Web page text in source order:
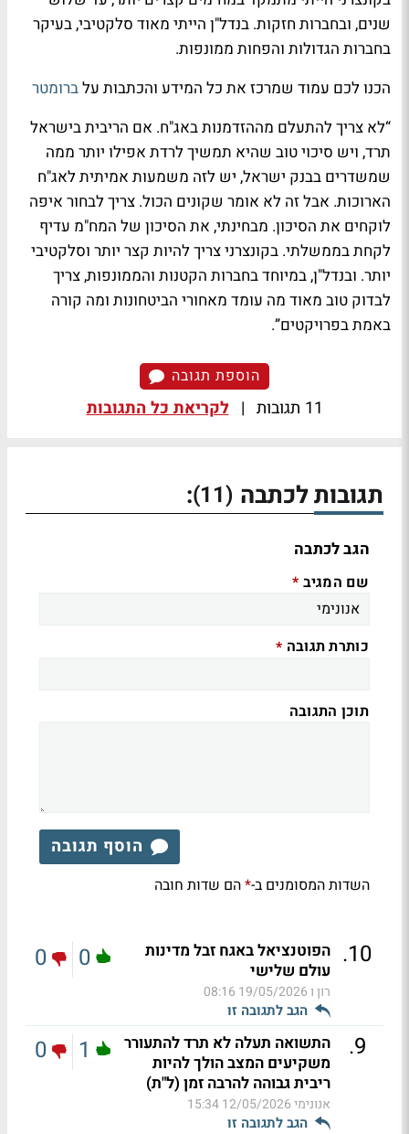
שנים, ובחברות חזקות. בנדל"ן הייתי מאוד סלקטיבי, בעיקר
בחברות הגדולות והפחות ממונפות.
הכנו לכם עמוד שמרכז את כל המידע והכתבות עלברומטר
“לא צריך להתעלם מההזדמנות באג"ח. אם הריבית בישראל
תרד, ויש סיכוי טוב שהיא תמשיך לרדת אפילו יותר ממה
שמשדרים בבנק ישראל, יש לזה משמעות אמיתית לאג"ח
הארוכות. אבל זה לא אומר שקונים הכול. צריך לבחור איפה
לוקחים את הסיכון. מבחינתי, את הסיכון של המח"מ עדיף
לקחת בממשלתי. בקונצרני צריך להיות קצר יותר וסלקטיבי
יותר. ובנדל"ן, במיוחד בחברות הקטנות והממונפות, צריך
לבדוק טוב מאוד מה עומד מאחורי הביטחונות ומה קורה
באמת בפרויקטים”.
הוספת תגובה
11 תגובות | לקריאת כל התגובות
תגובות לכתבה (11)
:
הגב לכתבה
שם המגיב *
כותרת תגובה *
תוכן התגובה
הוסף תגובה
השדות המסומנים ב-*הם שדות חובה
10
. הפוטנציאל באגח זבל מדינות
עולם שלישי
רון ו19/05/2026 08:16
הגב לתגובה זו
0
0
9
.
התשואה תעלה לא תרד להתעורר
משקיעים המצב הולך להיות
ריבית גבוהה להרבה זמן (ל"ת)
אנונימי12/05/2026 15:34
הגב לתגובה זו
1
0